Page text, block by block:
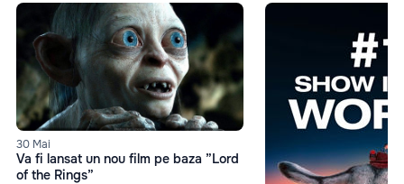
30 Mai
Va fi lansat un nou film pe baza ”Lord
of the Rings”